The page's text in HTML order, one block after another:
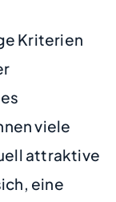
Kriterien
viele
attraktive
eine